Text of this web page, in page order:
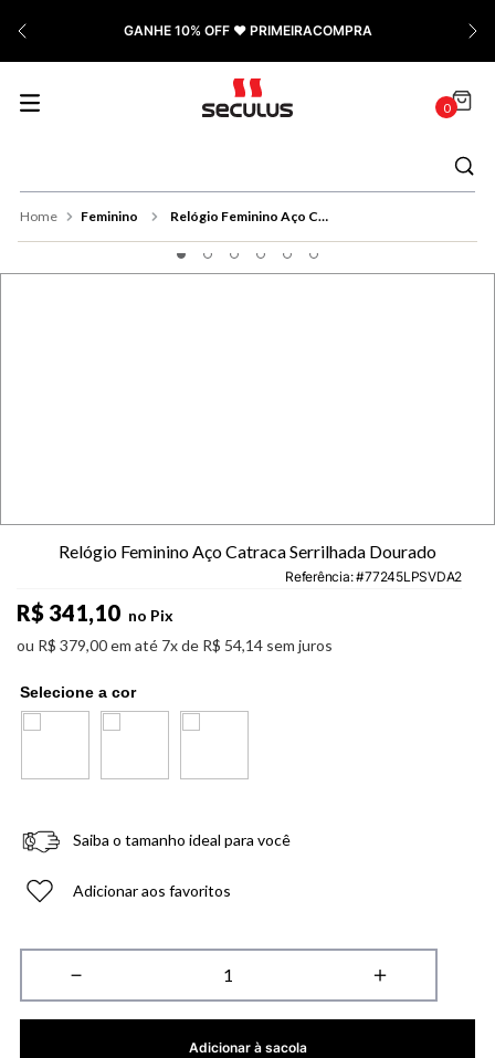
GANHE 10% OFF ❤️ PRIMEIRACOMPRA
0
Feminino Relógio Feminino Aço Catraca Serrilhada Dourado
Relógio Feminino Aço Catraca Serrilhada Dourado
Referência: 77245LPSVDA2
R$ 341,10 no Pix
ou R$ 379,00em até 7x de R$ 54,14 sem juros
Saiba o tamanho ideal para você
Adicionar aos favoritos
＋
－
Adicionar à sacola
9º